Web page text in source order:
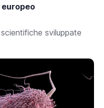
sviluppate